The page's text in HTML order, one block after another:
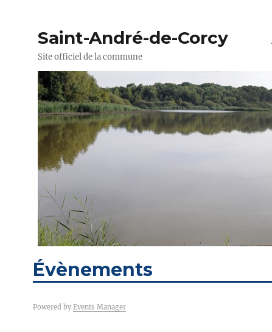
Saint-André-de-Corcy
Site officiel de la commune
Évènements
Powered by Events Manager